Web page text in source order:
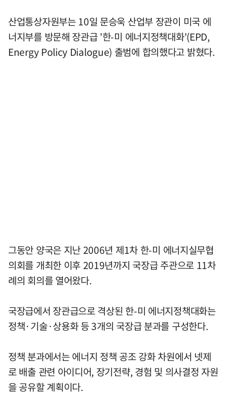
산업통상자원부는 10일 문승욱 산업부 장관이 미국 에
너지부를 방문해 장관급 '한-미 에너지정책대화'(EPD,
Energy Policy Dialogue) 출범에 합의했다고 밝혔다.
그동안 양국은 지난 2006년 제1차 한-미 에너지실무협
의회를 개최한 이후 2019년까지 국장급 주관으로 11차
례의 회의를 열어왔다.
국장급에서 장관급으로 격상된 한-미 에너지정책대화는
정책·기술·상용화 등 3개의 국장급 분과를 구성한다.
정책 분과에서는 에너지 정책 공조 강화 차원에서 넷제
로 배출 관련 아이디어, 장기전략, 경험 및 의사결정 자원
을 공유할 계획이다.